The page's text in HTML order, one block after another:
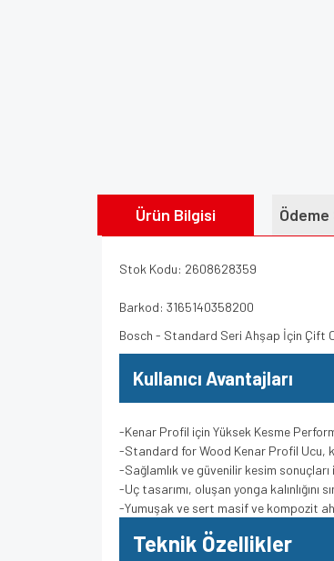
Ürün Bilgisi
Stok Kodu: 2608628359
Barkod: 3165140358200
Bosch - Standard Seri Ahşap İçin Çift
Kullanıcı Avantajları
-Kenar Profil için Yüksek Kesme
-Standard for Wood Kenar Profil Ucu,
-Sağlamlık ve güvenilir kesim
-Uç tasarımı, oluşan yonga kalınlığını
-Yumuşak ve sert masif ve kompozit
Teknik Özellikler